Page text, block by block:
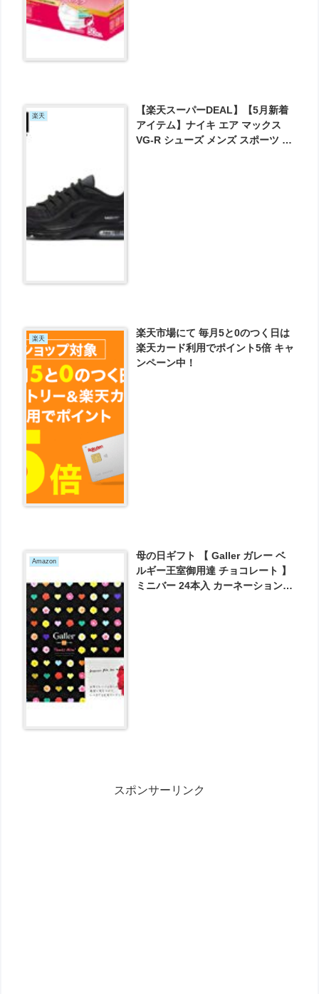
楽天
【楽天スーパーDEAL】【5月新着
アイテム】ナイキ エア マックス
VG-R シューズ メンズ スポーツ カ
楽天
楽天市場にて 毎月5と0のつく日は
楽天カード利用でポイント5倍 キャ
ンペーン中！
Amazon
母の日ギフト 【 Galler ガレー ベ
ルギー王室御用達 チョコレート 】
ミニバー 24本入 カーネーションセ
スポンサーリンク